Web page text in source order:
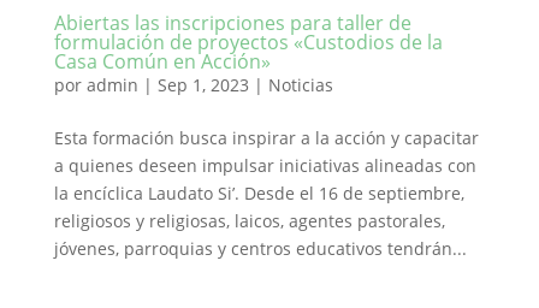
Abiertas las inscripciones para taller de
formulación de proyectos «Custodios de la
Casa Común en Acción»
por admin | Sep 1, 2023 | Noticias
Esta formación busca inspirar a la acción y capacitar
a quienes deseen impulsar iniciativas alineadas con
la encíclica Laudato Si’. Desde el 16 de septiembre,
religiosos y religiosas, laicos, agentes pastorales,
jóvenes, parroquias y centros educativos tendrán...